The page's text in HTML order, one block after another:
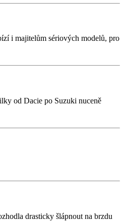
i majitelům sériových modelů, pro
od Dacie po Suzuki nuceně
drasticky šlápnout na brzdu